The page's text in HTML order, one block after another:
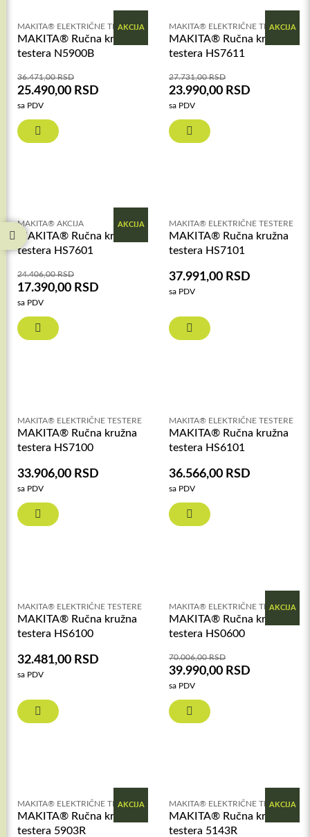
AKCIJA
MAKITA® ELEKTRIČNE TESTERE
MAKITA® Ručna kružna
testera N5900B
36.471,00RSD
25.490,00 RSD
sa PDV
AKCIJA
MAKITA® ELEKTRIČNE TESTERE
MAKITA® Ručna kružna
testera HS7611
27.731,00RSD
23.990,00 RSD
sa PDV
AKCIJA
MAKITA® AKCIJA
MAKITA® Ručna kružna
testera HS7601
24.406,00RSD
17.390,00 RSD
sa PDV
MAKITA® ELEKTRIČNE TESTERE
MAKITA® Ručna kružna
testera HS7101
37.991,00 RSD
sa PDV
MAKITA® ELEKTRIČNE TESTERE
MAKITA® Ručna kružna
testera HS7100
33.906,00 RSD
sa PDV
MAKITA® ELEKTRIČNE TESTERE
MAKITA® Ručna kružna
testera HS6101
36.566,00 RSD
sa PDV
MAKITA® ELEKTRIČNE TESTERE
MAKITA® Ručna kružna
testera HS6100
32.481,00 RSD
sa PDV
AKCIJA
MAKITA® ELEKTRIČNE TESTERE
MAKITA® Ručna kružna
testera HS0600
70.006,00RSD
39.990,00 RSD
sa PDV
AKCIJA
MAKITA® ELEKTRIČNE TESTERE
MAKITA® Ručna kružna
testera 5903R
AKCIJA
MAKITA® ELEKTRIČNE TESTERE
MAKITA® Ručna kružna
testera 5143R